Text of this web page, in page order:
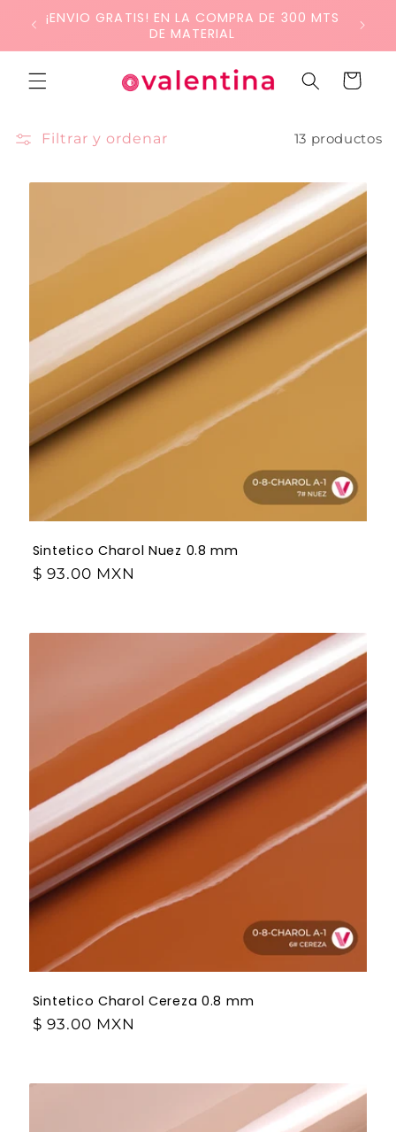
directamente
¡LLEVA SOLO LO QUE NECESITES! COMPRA
MÍNIMA: 50 CM DE MATERIAL
Carrito
Filtrar y ordenar 13 productos
Sintetico Charol Nuez 0.8 mm
$ 93.00 MXN
Sintetico Charol Cereza 0.8 mm
$ 93.00 MXN